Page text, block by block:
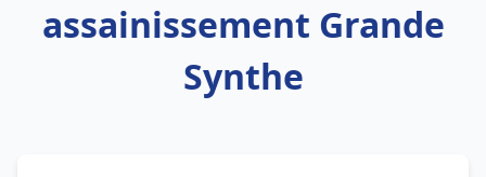
assainissement Grande
Synthe